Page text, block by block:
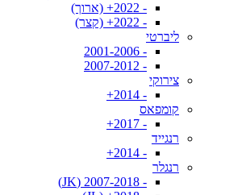
- 2022+ (ארוך)
- 2022+ (קצר)
ליברטי
- 2001-2006
- 2007-2012
צירוקי
- 2014+
קומפאס
- 2017+
רנגייד
- 2014+
רנגלר
- 2007-2018 (JK)